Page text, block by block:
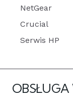
NetGear
Crucial
Serwis HP